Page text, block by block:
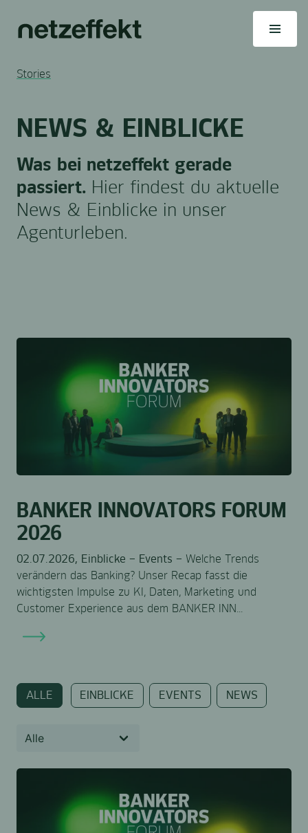
Stories
NEWS & EINBLICKE
Was bei netzeffekt gerade
passiert. Hier findest du aktuelle
News & Einblicke in unser
Agenturleben.
BANKER INNOVATORS FORUM
2026
02.07.2026, Einblicke – Events – Welche Trends
verändern das Banking? Unser Recap fasst die
wichtigsten Impulse zu KI, Daten, Marketing und
Customer Experience aus dem BANKER INN...
ALLE EINBLICKE EVENTS NEWS